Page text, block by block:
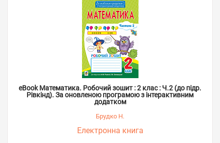
eBook Математика. Робочий зошит : 2 клас : Ч.2 (до підр.
Рівкінд). За оновленою програмою з інтерактивним
додатком
Брудко Н.
Електронна книга